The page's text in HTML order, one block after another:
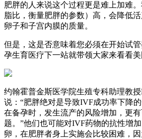
肥胖的人来说这个过程更是难上加难
脂比，衡量肥胖的参数）高，会降低
卵子和子宫内膜的质量。
但是，这是否意味着您必须在开始试
孕生育医疗下一站就带领大家来看看美
约翰霍普金斯医学院生殖专科助理教授
说：“肥胖绝对是导致IVF成功率下降
在备孕时，发生流产的风险增加，更
题。”他们也可能对IVF药物的抗性增
卵，在肥胖者身上实施会比较困难，